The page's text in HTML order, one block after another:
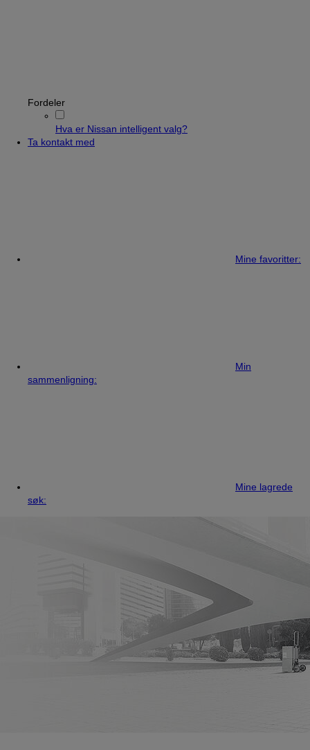
Fordeler
Hva er Nissan intelligent valg?
Ta kontakt med
Mine favoritter:
Min
sammenligning:
Mine lagrede
søk: